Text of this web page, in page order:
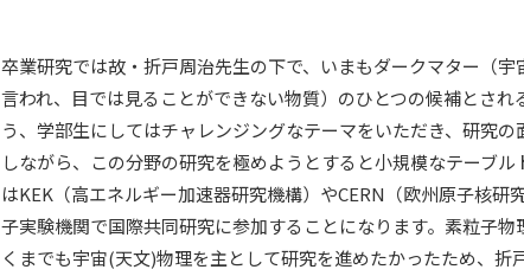
卒業研究では故・折戸周治先生の下で、いまもダークマター（宇
言われ、目では見ることができない物質）のひとつの候補とされ
う、学部生にしてはチャレンジングなテーマをいただき、研究
しながら、この分野の研究を極めようとすると小規模なテーブル
はKEK（高エネルギー加速器研究機構）やCERN（欧州原子核研
子実験機関で国際共同研究に参加することになります。素粒子物
くまでも宇宙(天文)物理を主として研究を進めたかったため、折